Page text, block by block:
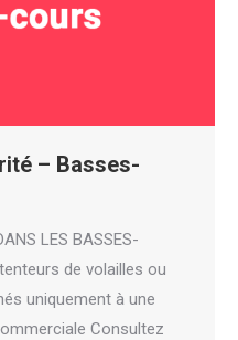
– Basses-
LES BASSES-
de volailles ou
uniquement à une
Consultez